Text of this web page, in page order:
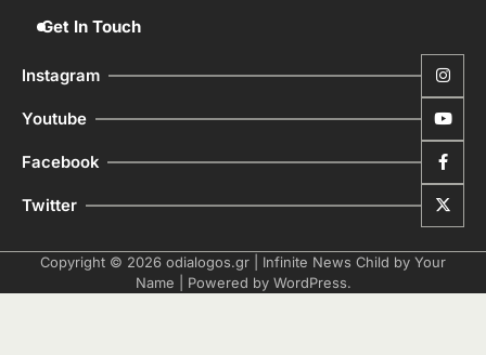
Get In Touch
Instagram
Youtube
Facebook
Twitter
Copyright © 2026 odialogos.gr | Infinite News Child by Your
Name | Powered by WordPress.